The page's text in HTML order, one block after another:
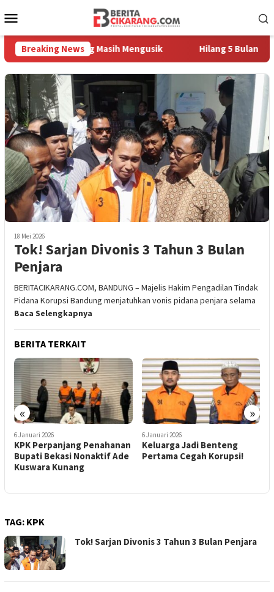
ke
Mobile
Breaking News
Pedagang Masih Mengusik Hilang 5 Bulan, Ustadz
18 Mei 2026
Tok! Sarjan Divonis 3 Tahun 3 Bulan
Penjara
BERITACIKARANG.COM, BANDUNG – Majelis Hakim Pengadilan Tindak
Pidana Korupsi Bandung menjatuhkan vonis pidana penjara selama
Baca Selengkapnya
BERITA TERKAIT
« »
6 Januari 2026
Keluarga Jadi Benteng
Pertama Cegah Korupsi!
25 Desember 2025
Geledah Rumah Sarjan, KPK
Sita Dokumen dan Flashdisk
TAG: KPK
Tok! Sarjan Divonis 3 Tahun 3 Bulan Penjara